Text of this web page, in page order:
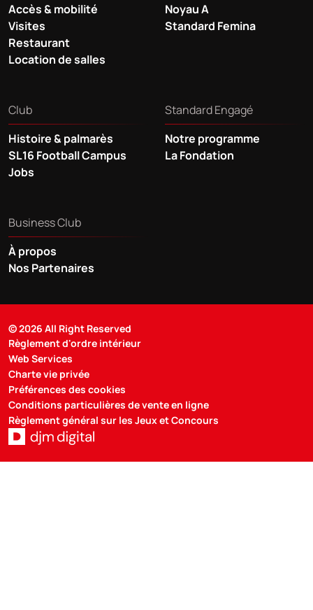
Accès & mobilité
Visites
Restaurant
Location de salles
Noyau A
Standard Femina
Club
Histoire & palmarès
SL16 Football Campus
Jobs
Standard Engagé
Notre programme
La Fondation
Business Club
À propos
Nos Partenaires
© 2026 All Right Reserved
Règlement d'ordre intérieur
Web Services
Charte vie privée
Préférences des cookies
Conditions particulières de vente en ligne
Règlement général sur les Jeux et Concours